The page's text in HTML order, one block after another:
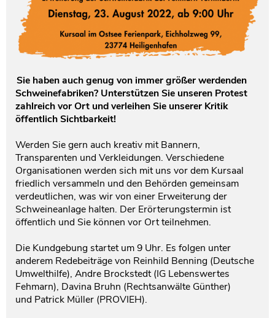
Sie haben auch genug von immer größer werdenden
Schweinefabriken? Unterstützen Sie unseren Protest
zahlreich vor Ort und verleihen Sie unserer Kritik
öffentlich Sichtbarkeit!
Werden Sie gern auch kreativ mit Bannern,
Transparenten und Verkleidungen. Verschiedene
Organisationen werden sich mit uns vor dem Kursaal
friedlich versammeln und den Behörden gemeinsam
verdeutlichen, was wir von einer Erweiterung der
Schweineanlage halten. Der Erörterungstermin ist
öffentlich und Sie können vor Ort teilnehmen.
Die Kundgebung startet um 9 Uhr. Es folgen unter
anderem Redebeiträge von Reinhild Benning (Deutsche
Umwelthilfe), Andre Brockstedt (IG Lebenswertes
Fehmarn), Davina Bruhn (Rechtsanwälte Günther)
und Patrick Müller (PROVIEH).